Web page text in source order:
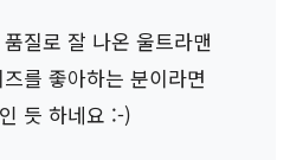
질로 잘 나온 울트라맨
를 좋아하는 분이라면
듯 하네요 :-)